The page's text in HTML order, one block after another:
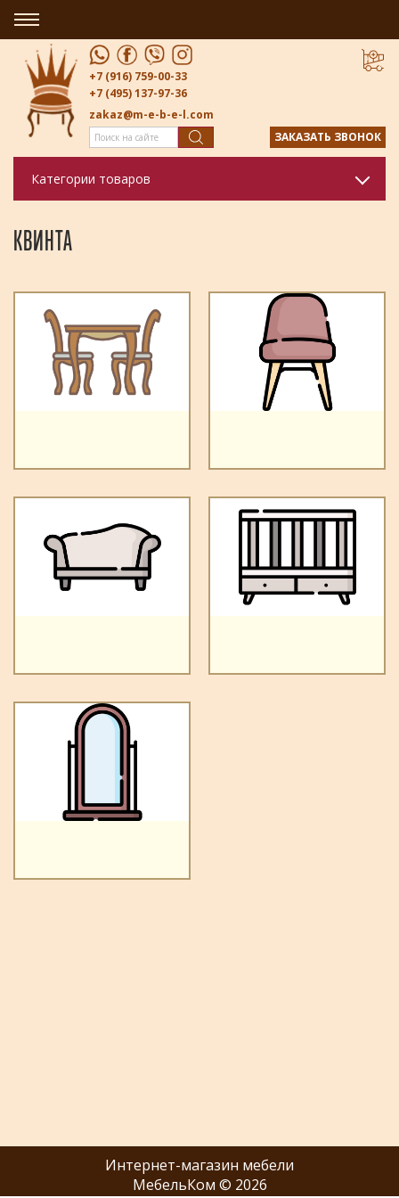
+7 (916) 759-00-33
+7 (495) 137-97-36
zakaz@m-e-b-e-l.com
ЗАКАЗАТЬ ЗВОНОК
Категории товаров
КВИНТА
Интернет-магазин мебели
МебельКом © 2026